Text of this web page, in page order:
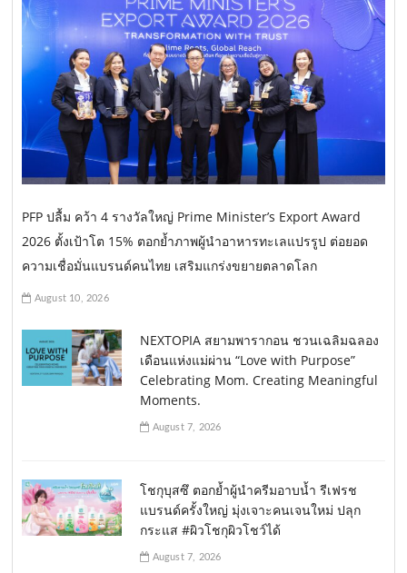
PFP ปลื้ม คว้า 4 รางวัลใหญ่ Prime Minister’s Export Award
2026 ตั้งเป้าโต 15% ตอกย้ำภาพผู้นำอาหารทะเลแปรรูป ต่อยอด
ความเชื่อมั่นแบรนด์คนไทย เสริมแกร่งขยายตลาดโลก
August 10, 2026
NEXTOPIA สยามพารากอน ชวนเฉลิมฉลอง
เดือนแห่งแม่ผ่าน “Love with Purpose”
Celebrating Mom. Creating Meaningful
Moments.
August 7, 2026
โชกุบุสซึ ตอกย้ำผู้นำครีมอาบน้ำ รีเฟรช
แบรนด์ครั้งใหญ่ มุ่งเจาะคนเจนใหม่ ปลุก
กระแส #ผิวโชกุผิวโชว์ได้
August 7, 2026